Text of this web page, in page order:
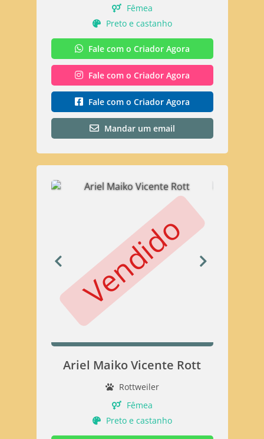
Fêmea
Preto e castanho
Fale com o Criador Agora
Fale com o Criador Agora
Fale com o Criador Agora
Mandar um email
Vendido
Ariel Maiko Vicente Rott
Rottweiler
Fêmea
Preto e castanho